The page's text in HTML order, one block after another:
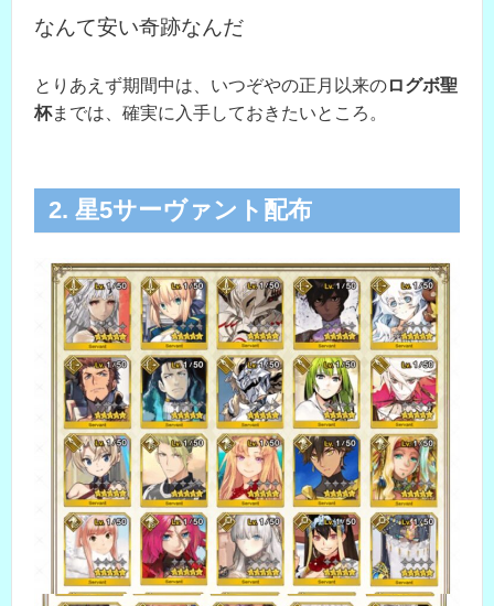
なんて安い奇跡なんだ
とりあえず期間中は、いつぞやの正月以来のログボ聖
杯までは、確実に入手しておきたいところ。
2. 星5サーヴァント配布